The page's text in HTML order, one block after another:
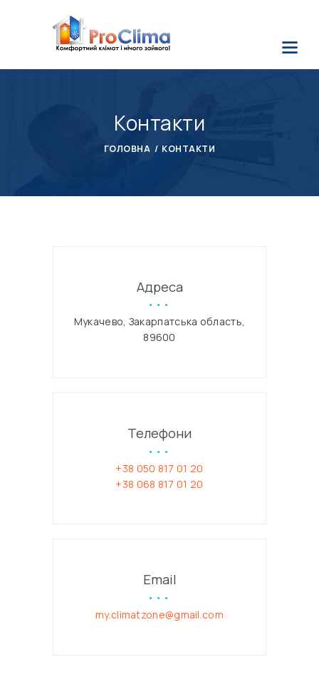
Контакти
ГОЛОВНА КОНТАКТИ
Адреса
Мукачево, Закарпатська область,
89600
Телефони
+38 050 817 01 20
+38 068 817 01 20
Email
my.climatzone@gmail.com